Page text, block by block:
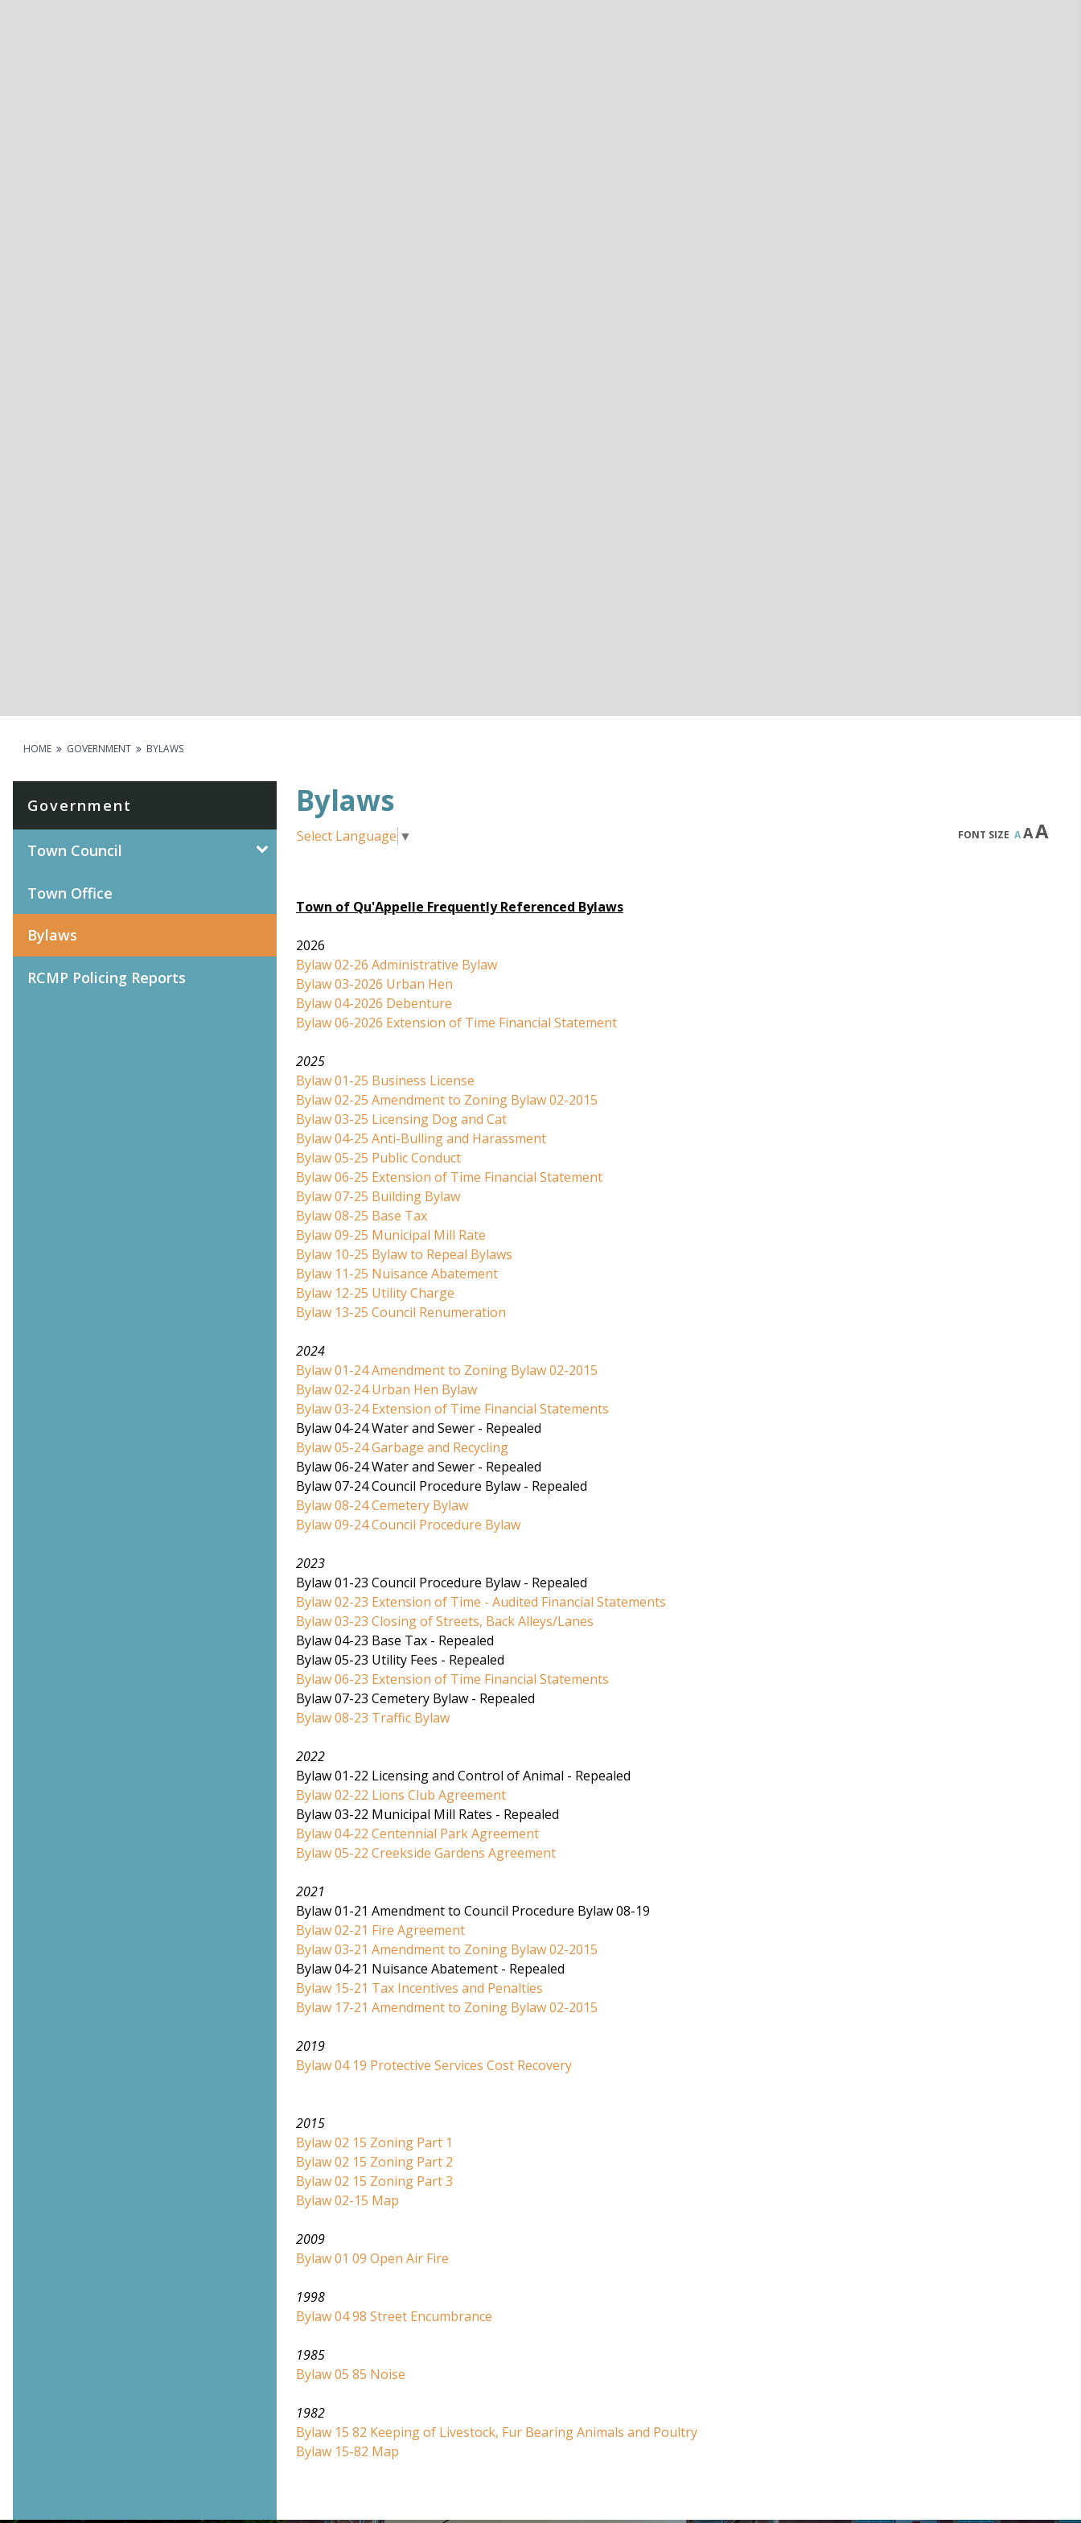
HOME GOVERNMENT BYLAWS
Government
Town Council
Town Office
Bylaws
RCMP Policing Reports
Bylaws
FONT SIZE AAA
Select Language ▼
Town of Qu'Appelle Frequently Referenced Bylaws
2026
Bylaw 02-26 Administrative Bylaw
Bylaw 03-2026 Urban Hen
Bylaw 04-2026 Debenture
Bylaw 06-2026 Extension of Time Financial Statement
2025
Bylaw 01-25 Business License
Bylaw 02-25 Amendment to Zoning Bylaw 02-2015
Bylaw 03-25 Licensing Dog and Cat
Bylaw 04-25 Anti-Bulling and Harassment
Bylaw 05-25 Public Conduct
Bylaw 06-25 Extension of Time Financial Statement
Bylaw 07-25 Building Bylaw
Bylaw 08-25 Base Tax
Bylaw 09-25 Municipal Mill Rate
Bylaw 10-25 Bylaw to Repeal Bylaws
Bylaw 11-25 Nuisance Abatement
Bylaw 12-25 Utility Charge
Bylaw 13-25 Council Renumeration
2024
Bylaw 01-24 Amendment to Zoning Bylaw 02-2015
Bylaw 02-24 Urban Hen Bylaw
Bylaw 03-24 Extension of Time Financial Statements
Bylaw 04-24 Water and Sewer - Repealed
Bylaw 05-24 Garbage and Recycling
Bylaw 06-24 Water and Sewer - Repealed
Bylaw 07-24 Council Procedure Bylaw - Repealed
Bylaw 08-24 Cemetery Bylaw
Bylaw 09-24 Council Procedure Bylaw
2023
Bylaw 01-23 Council Procedure Bylaw - Repealed
Bylaw 02-23 Extension of Time - Audited Financial Statements
Bylaw 03-23 Closing of Streets, Back Alleys/Lanes
Bylaw 04-23 Base Tax - Repealed
Bylaw 05-23 Utility Fees - Repealed
Bylaw 06-23 Extension of Time Financial Statements
Bylaw 07-23 Cemetery Bylaw - Repealed
Bylaw 08-23 Traffic Bylaw
2022
Bylaw 01-22 Licensing and Control of Animal - Repealed
Bylaw 02-22 Lions Club Agreement
Bylaw 03-22 Municipal Mill Rates - Repealed
Bylaw 04-22 Centennial Park Agreement
Bylaw 05-22 Creekside Gardens Agreement
2021
Bylaw 01-21 Amendment to Council Procedure Bylaw 08-19
Bylaw 02-21 Fire Agreement
Bylaw 03-21 Amendment to Zoning Bylaw 02-2015
Bylaw 04-21 Nuisance Abatement - Repealed
Bylaw 15-21 Tax Incentives and Penalties
Bylaw 17-21 Amendment to Zoning Bylaw 02-2015
2019
Bylaw 04 19 Protective Services Cost Recovery
2015
Bylaw 02 15 Zoning Part 1
Bylaw 02 15 Zoning Part 2
Bylaw 02 15 Zoning Part 3
Bylaw 02-15 Map
2009
Bylaw 01 09 Open Air Fire
1998
Bylaw 04 98 Street Encumbrance
1985
Bylaw 05 85 Noise
1982
Bylaw 15 82 Keeping of Livestock, Fur Bearing Animals and Poultry
Bylaw 15-82 Map